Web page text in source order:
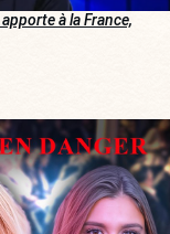
à la France,